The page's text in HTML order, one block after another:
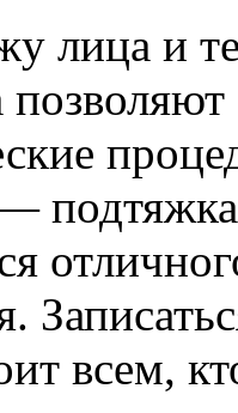
лица и
подтяжка
всем,